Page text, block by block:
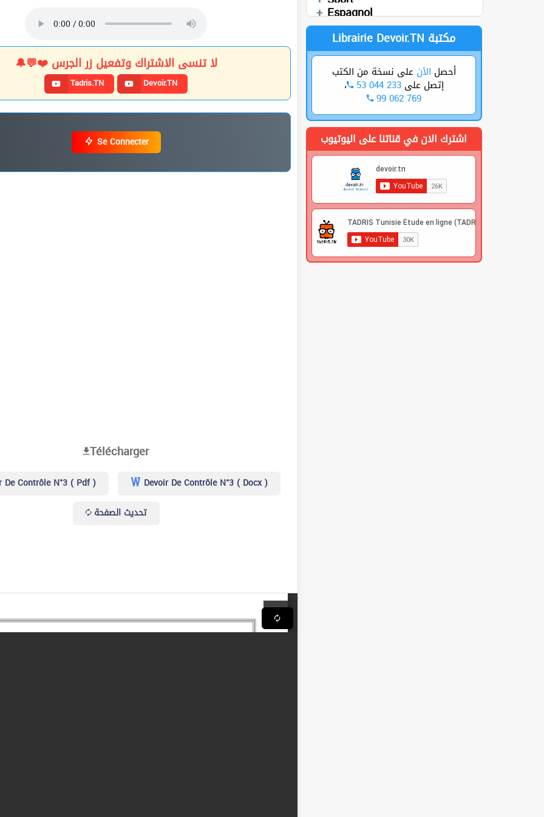
لا تنسى الاشتراك وتفعيل زر الجرس ❤️💬🔔
Tadris.TN Devoir.TN
Se Connecter
Télécharger
Contrôle N°3 ( Pdf )
Devoir De Contrôle N°3 ( Docx )
تحديث الصفحة
العربية
Sciences SVT
Espagnol
Cours
Librairie Devoir.TN مكتبة
أحصل الأن على نسخة من الكتب
إتصل على53 044 233 ،
99 062 769
اشترك الان في قناتنا على اليوتيوب